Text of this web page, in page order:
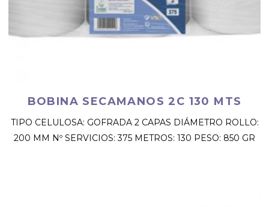
BOBINA SECAMANOS 2C 130 MTS
TIPO CELULOSA: GOFRADA 2 CAPAS DIÁMETRO ROLLO:
200 MM Nº SERVICIOS: 375 METROS: 130 PESO: 850 GR